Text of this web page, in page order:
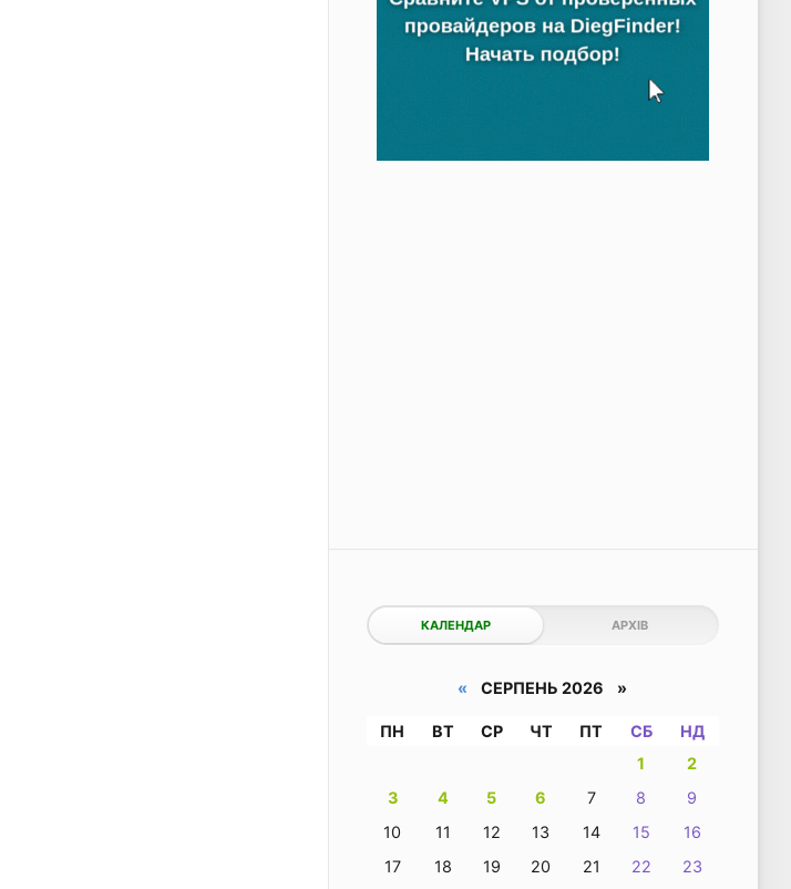
КАЛЕНДАР АРХІВ
« СЕРПЕНЬ 2026 »
ПН ВТ СР ЧТ ПТ СБ
НД
1
2
3
4 5 6 7 8
9
10
11 12 13 14 15
16
17
18 19 20 21 22
23